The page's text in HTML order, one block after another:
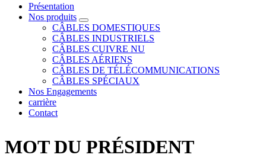
Présentation
Nos produits
CÂBLES DOMESTIQUES
CÂBLES INDUSTRIELS
CÂBLES CUIVRE NU
CÂBLES AÉRIENS
CÂBLES DE TÉLÉCOMMUNICATIONS
CÂBLES SPÉCIAUX
Nos Engagements
carrière
Contact
MOT DU PRÉSIDENT